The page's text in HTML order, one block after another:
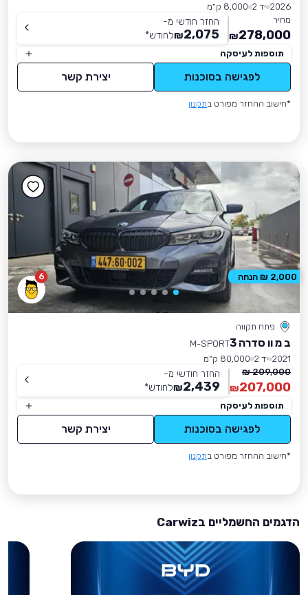
2026 יד 2
8,000 ק״מ
מחיר
278,000
₪
החזר חודשי מ-
2,075
₪לחודש*
תוספות לעיסקה
לפגישה בסוכנות יצירת קשר
*חישוב ההחזר מפורט בתקנון
6
פתח תקווה
ב מ וו סדרה 3
M-SPORT
2021 יד 2
80,000 ק״מ
209,000 ₪
207,000
₪
החזר חודשי מ-
2,439
₪לחודש*
תוספות לעיסקה
לפגישה בסוכנות יצירת קשר
*חישוב ההחזר מפורט בתקנון
2,000 ₪ הנחה
הדגמים החשמליים בCarwiz